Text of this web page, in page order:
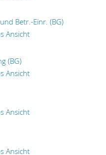
Betr.-Einr. (BG)
Ansicht
(BG)
Ansicht
Ansicht
Ansicht